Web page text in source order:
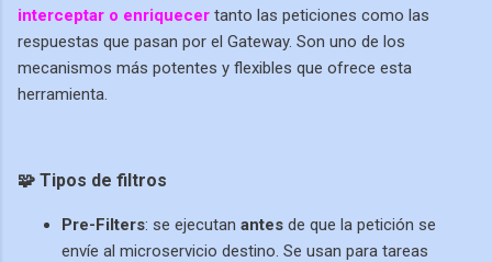
interceptar o enriquecer tanto las peticiones como las
respuestas que pasan por el Gateway. Son uno de los
mecanismos más potentes y flexibles que ofrece esta
herramienta.
🧩 Tipos de filtros
Pre-Filters: se ejecutan antes de que la petición se
envíe al microservicio destino. Se usan para tareas